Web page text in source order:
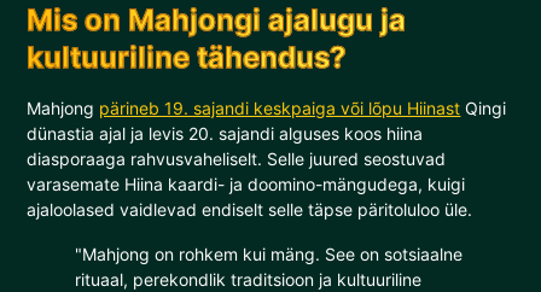
Mis on Mahjongi ajalugu ja
kultuuriline tähendus?
Mahjong pärineb 19. sajandi keskpaiga või lõpu Hiinast Qingi
dünastia ajal ja levis 20. sajandi alguses koos hiina
diasporaaga rahvusvaheliselt. Selle juured seostuvad
varasemate Hiina kaardi- ja doomino-mängudega, kuigi
ajaloolased vaidlevad endiselt selle täpse päritoluloo üle.
"Mahjong on rohkem kui mäng. See on sotsiaalne
rituaal, perekondlik traditsioon ja kultuuriline